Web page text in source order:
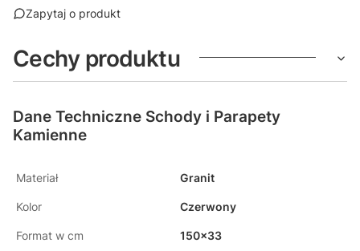
Zapytaj o produkt
Cechy produktu
Dane Techniczne Schody i Parapety
Kamienne
Materiał Granit
Kolor Czerwony
Format w cm 150x33